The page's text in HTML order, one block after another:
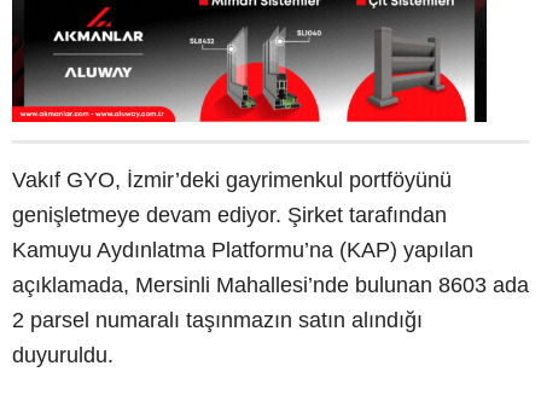
Vakıf GYO, İzmir’deki gayrimenkul portföyünü
genişletmeye devam ediyor. Şirket tarafından
Kamuyu Aydınlatma Platformu’na (KAP) yapılan
açıklamada, Mersinli Mahallesi’nde bulunan 8603 ada
2 parsel numaralı taşınmazın satın alındığı
duyuruldu.